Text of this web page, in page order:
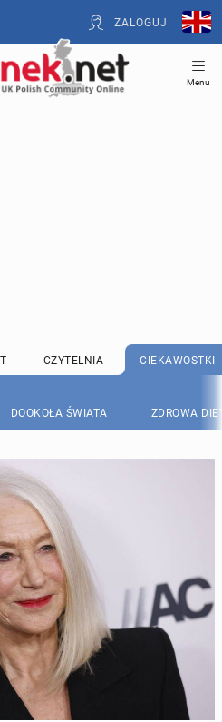
ZALOGUJ
Menu
CZYTELNIA CIEKAWOSTKI
DOOKOŁA ŚWIATA ZDROWA